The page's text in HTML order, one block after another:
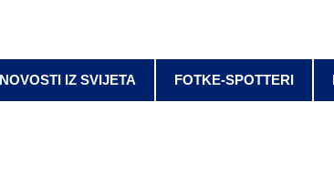
NOVOSTI IZ SVIJETA FOTKE-SPOTTERI